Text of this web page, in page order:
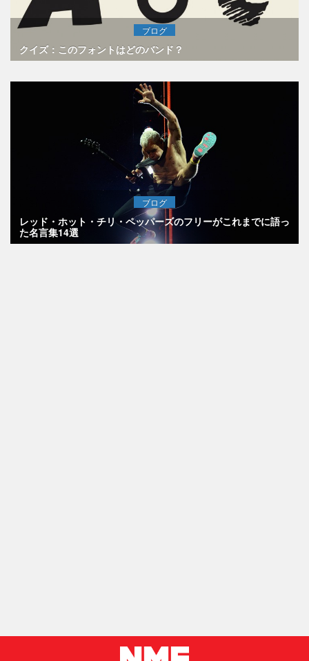
ブログ
クイズ：このフォントはどのバンド？
ブログ
レッド・ホット・チリ・ペッパーズのフリーがこれまでに語っ
た名言集14選